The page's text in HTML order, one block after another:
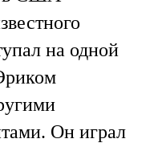
на одной
Он играл